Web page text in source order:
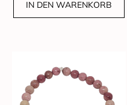
IN DEN WARENKORB